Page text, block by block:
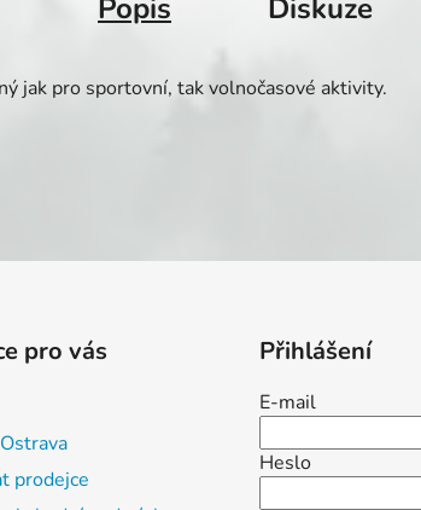
Popis Diskuze
jak pro sportovní, tak volnočasové aktivity.
pro vás
prodejce
Přihlášení
E-mail
Heslo